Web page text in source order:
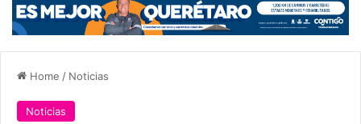
Home / Noticias
Noticias